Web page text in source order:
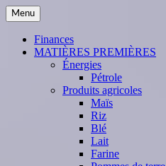
Skip
to
content
Menu
Finances
MATIÈRES PREMIÈRES
Énergies
Pétrole
Produits agricoles
Maïs
Riz
Blé
Lait
Farine